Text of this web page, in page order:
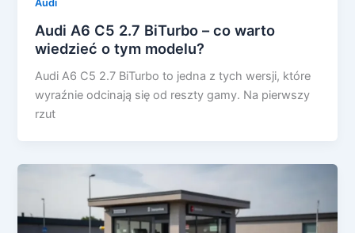
Audi
Audi A6 C5 2.7 BiTurbo – co warto
wiedzieć o tym modelu?
Audi A6 C5 2.7 BiTurbo to jedna z tych wersji, które
wyraźnie odcinają się od reszty gamy. Na pierwszy
rzut